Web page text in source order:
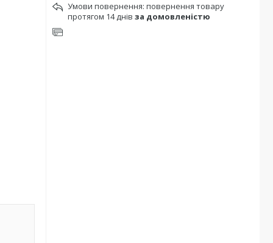
повернення товару
протягом 14 днів за домовленістю